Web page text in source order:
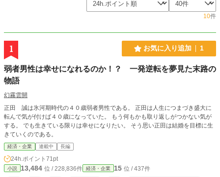
10件
1 お気に入り追加 1
弱者男性は幸せになれるのか！？ 一発逆転を夢見た末路の
物語
幻霧雲開
正田 誠は氷河期時代の４０歳弱者男性である。 正田は人生につまづき盛大に
転んで気が付けば４０歳になっていた。 もう何もかも取り返しがつかない気が
する。 でも生きている限りは幸せになりたい。 そう思い正田は結婚を目標に生
きていくのである。
経済・企業 連載中 長編
24h.ポイント 71pt
小説 13,484 位 / 228,836件 経済・企業 15 位 / 437件